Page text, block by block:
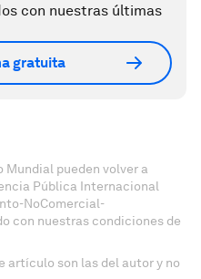
con nuestras últimas
gratuita
pueden volver a
Pública Internacional
NoComercial-
con nuestras condiciones de
artículo son las del autor y no